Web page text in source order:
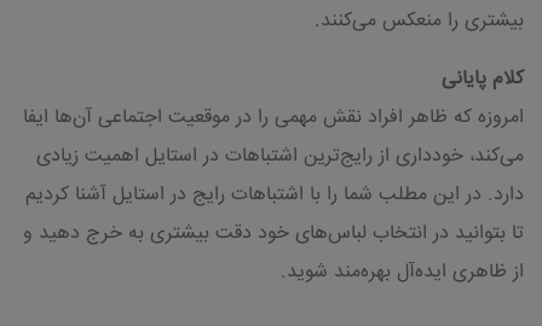
بیشتری را منعکس می‌کنند.
کلام پایانی
امروزه که ظاهر افراد نقش مهمی را در موقعیت اجتماعی آن‌ها ایفا
می‌کند، خودداری از رایج‌ترین اشتباهات در استایل اهمیت زیادی
دارد. در این مطلب شما را با اشتباهات رایج در استایل آشنا کردیم
تا بتوانید در انتخاب لباس‌های خود دقت بیشتری به خرج دهید و
از ظاهری ایده‌آل بهره‌مند شوید.